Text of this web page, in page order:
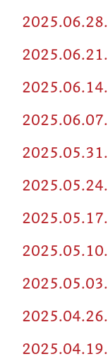
2025.06.28.
2025.06.21.
2025.06.14.
2025.06.07.
2025.05.31.
2025.05.24.
2025.05.17.
2025.05.10.
2025.05.03.
2025.04.26.
2025.04.19.